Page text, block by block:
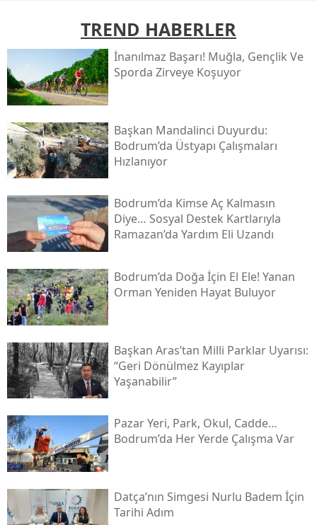
TREND HABERLER
İnanılmaz Başarı! Muğla, Gençlik Ve
Sporda Zirveye Koşuyor
Başkan Mandalinci Duyurdu:
Bodrum’da Üstyapı Çalışmaları
Hızlanıyor
Bodrum’da Kimse Aç Kalmasın
Diye… Sosyal Destek Kartlarıyla
Ramazan’da Yardım Eli Uzandı
Bodrum’da Doğa İçin El Ele! Yanan
Orman Yeniden Hayat Buluyor
Başkan Aras’tan Milli Parklar Uyarısı:
“geri Dönülmez Kayıplar
Yaşanabilir”
Pazar Yeri, Park, Okul, Cadde…
Bodrum’da Her Yerde Çalışma Var
Datça’nın Simgesi Nurlu Badem İçin
Tarihi Adım